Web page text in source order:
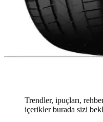
Trendler, ipuçları,
içerikler burada sizi